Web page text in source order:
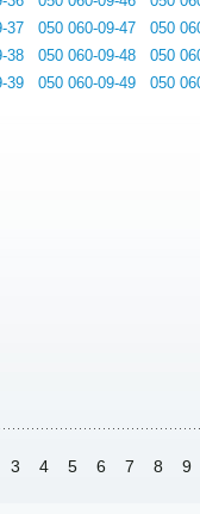
37
38
39
050 060-09-47
050 060-09-48
050 060-09-49
050
050
050
3 4 5 6 7 8 9